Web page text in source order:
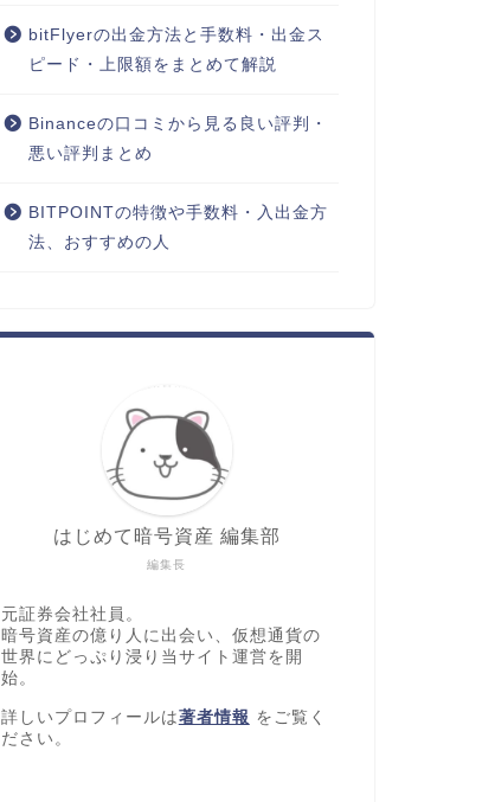
bitFlyerの出金方法と手数料・出金ス
ピード・上限額をまとめて解説
Binanceの口コミから見る良い評判・
悪い評判まとめ
BITPOINTの特徴や手数料・入出金方
法、おすすめの人
編集長
はじめて暗号資産 編集部
元証券会社社員。
暗号資産の億り人に出会い、仮想通貨の
世界にどっぷり浸り当サイト運営を開
始。
詳しいプロフィールは著者情報 をご覧く
ださい。